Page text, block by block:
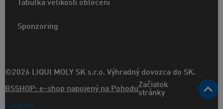
Tabulka velikostí oblečení
Sponzoring
©2026 LIQUI MOLY SK s.r.o. Výhradný dovozca do SK.
BSSHOP: e-shop napojený na PohoduZačiatok
stránky
Cookies